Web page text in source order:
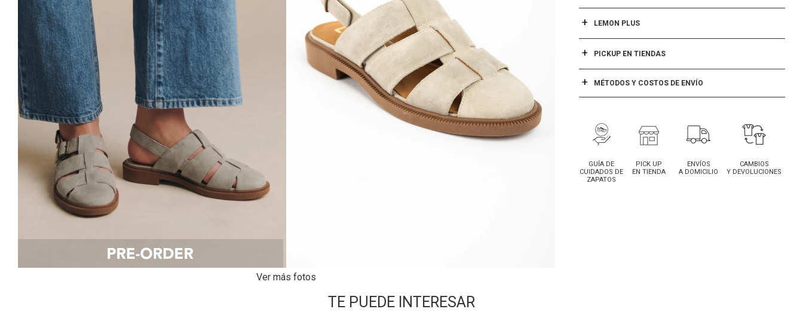
Ver más fotos
LEMON PLUS
PICKUP EN TIENDAS
MÉTODOS Y COSTOS DE ENVÍO
GUÍA DE
CUIDADOS DE
ZAPATOS
PICK UP
EN TIENDA
ENVÍOS
A DOMICILIO
CAMBIOS
Y DEVOLUCIONES
TE PUEDE INTERESAR